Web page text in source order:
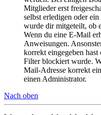
Mitglieder erst
selbst erledigen oder
wurde dir mitgeteilt, ob
Wenn du eine E-Mail
Anweisungen.
korrekt eingegeben
Filter blockiert wurde.
Mail-Adresse korrekt
einen Administrator.
Nach oben